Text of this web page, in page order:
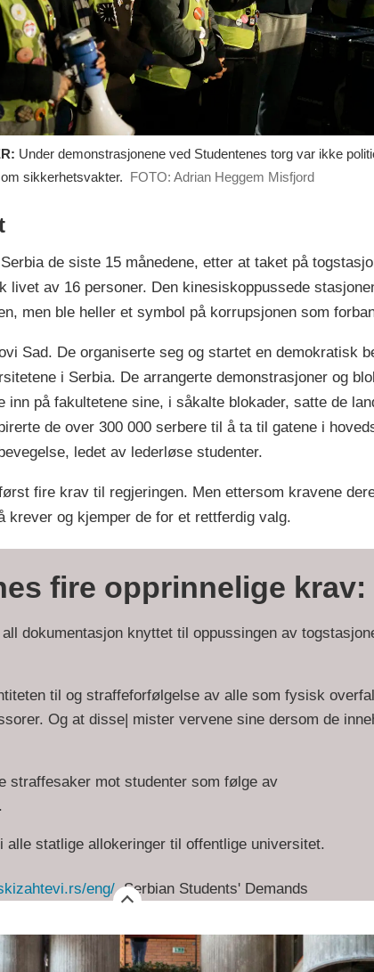
world/2025/jan/28/serbia-prime-minister-milos-
anti-corruption-protests
Under demonstrasjonene ved Studentenes torg var ikke
sikkerhetsvakter. FOTO: Adrian Heggem Misfjord
de siste 15 månedene, etter at taket på
livet av 16 personer. Den kinesiskoppussede
men ble heller et symbol på korrupsjonen som
Sad. De organiserte seg og startet en demokratisk
i Serbia. De arrangerte demonstrasjoner og
på fakultetene sine, i såkalte blokader, satte de
de over 300 000 serbere til å ta til gatene i
ledet av lederløse studenter.
fire krav til regjeringen. Men ettersom kravene
krever og kjemper de for et rettferdig valg.
fire opprinnelige krav:
dokumentasjon knyttet til oppussingen av
til og straffeforfølgelse av alle som fysisk
Og at disse| mister vervene sine dersom de
straffesaker mot studenter som følge av
alle statlige allokeringer til offentlige universitet.
eng/Serbian Students' Demands